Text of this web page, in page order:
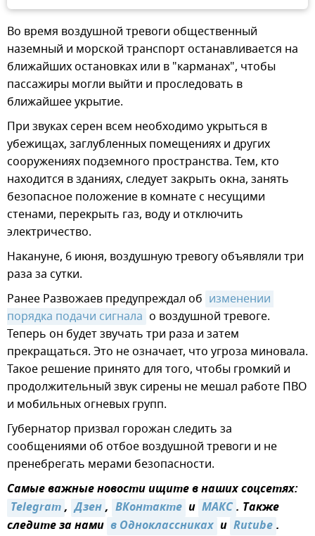
Во время воздушной тревоги общественный
наземный и морской транспорт останавливается на
ближайших остановках или в "карманах", чтобы
пассажиры могли выйти и проследовать в
ближайшее укрытие.
При звуках серен всем необходимо укрыться в
убежищах, заглубленных помещениях и других
сооружениях подземного пространства. Тем, кто
находится в зданиях, следует закрыть окна, занять
безопасное положение в комнате с несущими
стенами, перекрыть газ, воду и отключить
электричество.
Накануне, 6 июня, воздушную тревогу объявляли три
раза за сутки.
Ранее Развожаев предупреждал об изменении
порядка подачи сигнала о воздушной тревоге.
Теперь он будет звучать три раза и затем
прекращаться. Это не означает, что угроза миновала.
Такое решение принято для того, чтобы громкий и
продолжительный звук сирены не мешал работе ПВО
и мобильных огневых групп.
Губернатор призвал горожан следить за
сообщениями об отбое воздушной тревоги и не
пренебрегать мерами безопасности.
Самые важные новости ищите в наших соцсетях:
Telegram, Дзен, ВКонтакте и MAКС. Также
следите за нами в Одноклассниках и Rutube.